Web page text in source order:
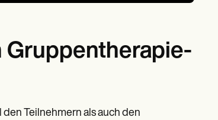
Gruppentherapie-
Teilnehmern als auch den